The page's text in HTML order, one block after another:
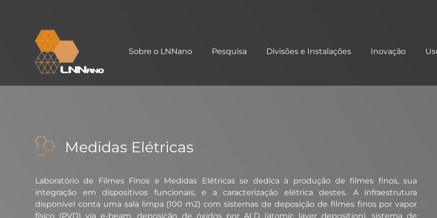
Sobre o LNNano Pesquisa Divisões e Instalações Inovação
Medidas Elétricas​
Laboratório de Filmes Finos e Medidas Elétricas se dedica à produção de filmes finos, sua
integração em dispositivos funcionais, e a caracterização elétrica destes. A infraestrutura
disponível conta uma sala limpa (100 m2) com sistemas de deposição de filmes finos por vapor
físico (PVD) via e-beam, deposição de óxidos por ALD (atomic layer deposition), sistema de